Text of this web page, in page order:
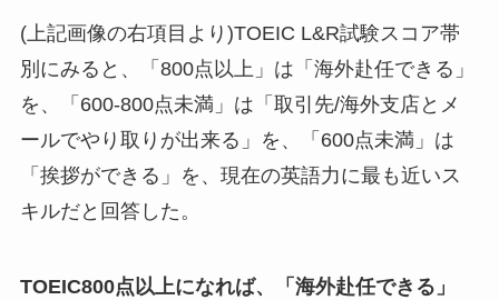
(上記画像の右項目より)TOEIC L&R試験スコア帯
別にみると、「800点以上」は「海外赴任できる」
を、「600-800点未満」は「取引先/海外支店とメ
ールでやり取りが出来る」を、「600点未満」は
「挨拶ができる」を、現在の英語力に最も近いス
キルだと回答した。
TOEIC800点以上になれば、「海外赴任できる」